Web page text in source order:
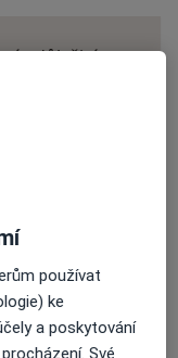
důležité.
za
pacienta.
používat
ke
a poskytování
Své